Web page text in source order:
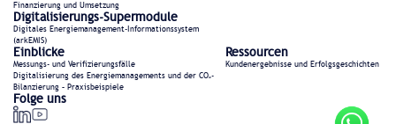
Finanzierung und Umsetzung
Digitalisierungs-Supermodule
Digitales Energiemanagement-Informationssystem
(arkEMIS)
Einblicke
Messungs- und Verifizierungsfälle
Digitalisierung des Energiemanagements und der CO₂-
Bilanzierung – Praxisbeispiele
Ressourcen
Kundenergebnisse und Erfolgsgeschichten
Folge uns